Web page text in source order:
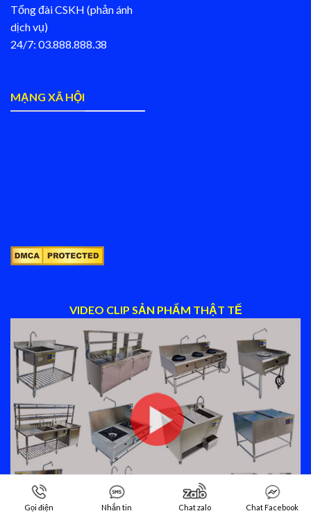
Tổng đài CSKH (phản ánh
dịch vụ)
24/7: 03.888.888.38
MẠNG XÃ HỘI
VIDEO CLIP SẢN PHẨM THẬT TẾ
Gọi điện Nhắn tin Chat zalo Chat Facebook